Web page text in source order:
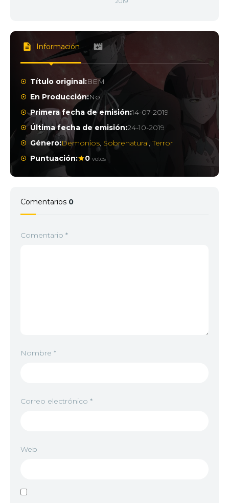
Información
Título original:BEM
En Producción:No
Primera fecha de emisión:14-07-2019
Última fecha de emisión:24-10-2019
Género:Demonios, Sobrenatural,Terror
Puntuación:
0 votos
Comentarios 0
Comentario *
Nombre *
Correo electrónico *
Web